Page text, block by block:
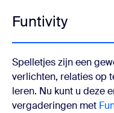
Funtivity
Spelletjes zijn een
verlichten, relaties op
leren. Nu kunt u deze
vergaderingen met